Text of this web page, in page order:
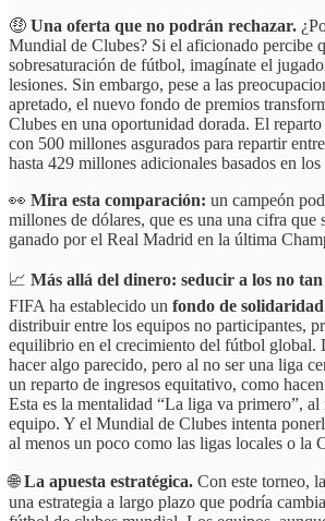
🤑 Una oferta que no podrán rechazar.
Mundial de Clubes? Si el aficionado percibe
sobresaturación de fútbol, imagínate el
lesiones. Sin embargo, pese a las
apretado, el nuevo fondo de premios
Clubes en una oportunidad dorada. El
con 500 millones asgurados para repartir
hasta 429 millones adicionales basados en los
👀 Mira esta comparación: un campeón
millones de dólares, que es una una cifra que
ganado por el Real Madrid en la última
📈 Más allá del dinero: seducir a los no
FIFA ha establecido un fondo de
distribuir entre los equipos no participantes,
equilibrio en el crecimiento del fútbol global.
hacer algo parecido, pero al no ser una liga
un reparto de ingresos equitativo, como
Esta es la mentalidad “La liga va primero”, al
equipo. Y el Mundial de Clubes intenta
al menos un poco como las ligas locales o la
🌐La apuesta estratégica. Con este torneo,
una estrategia a largo plazo que podría